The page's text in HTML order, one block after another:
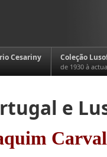
Cesariny Coleção
de 1930 à
e